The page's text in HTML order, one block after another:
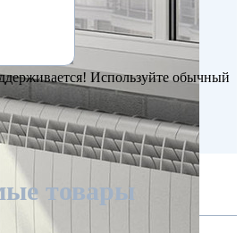
Используйте обычный
товары